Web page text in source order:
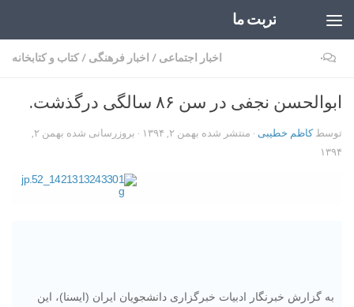
تربت ما
اخبار اجتماعی / اخبار فرهنگی /کتاب و کتابخانه ۰
ابوالحسن نجفی در سن ۸۶ سالگی درگذشت.
توسطکاظم خطیبی · منتشر شده بهمن ۲, ۱۳۹۴ · بروزرسانی شده
بهمن ۲,
۱۳۹۴
به گزارش خبرنگار ادبیات خبرگزاری دانشجویان ایران (ایسنا)، این